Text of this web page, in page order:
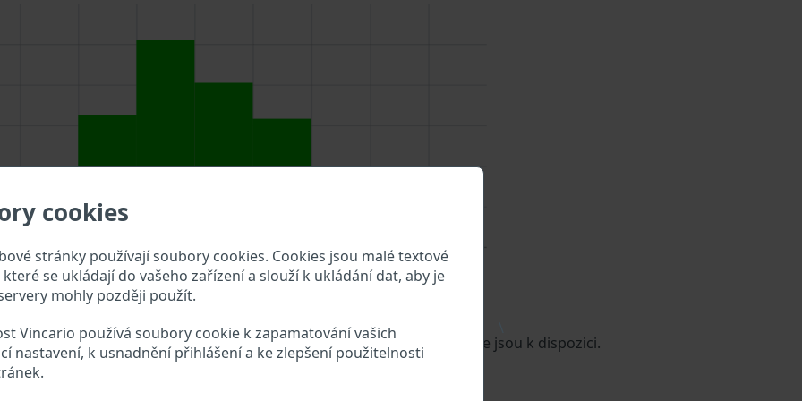
cookies
stránky používají soubory cookies. Cookies jsou malé textové
se ukládají do vašeho zařízení a slouží k ukládání dat, aby je
mohly později použít.
Vincario používá soubory cookie k zapamatování vašich
nastavení, k usnadnění přihlášení a ke zlepšení použitelnosti
VIN do vyhledávacího pole výše a překontrolujte, jaké údaje o vozidle jsou k dispozici.